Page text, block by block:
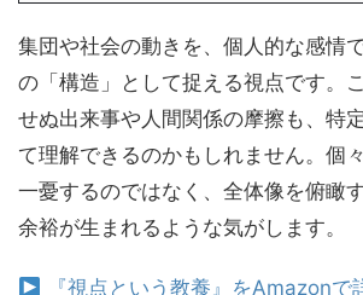
集団や社会の動きを、個人的な感情
の「構造」として捉える視点です。
せぬ出来事や人間関係の摩擦も、特
て理解できるのかもしれません。個
一憂するのではなく、全体像を俯瞰
余裕が生まれるような気がします。
『視点という教養』をAmazonで